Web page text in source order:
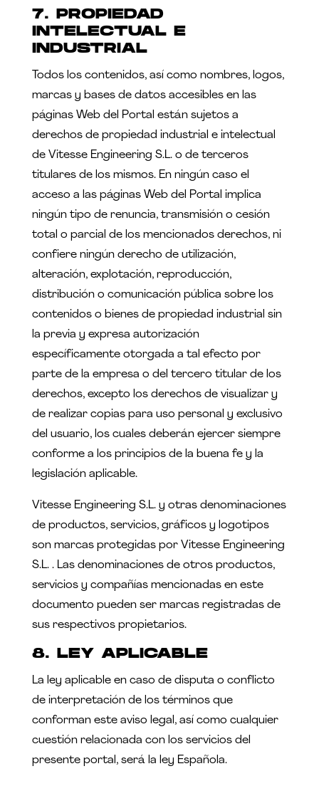
7. PROPIEDAD
INTELECTUAL E
INDUSTRIAL
Todos los contenidos, así como nombres, logos,
marcas y bases de datos accesibles en las
páginas Web del Portal están sujetos a
derechos de propiedad industrial e intelectual
de Vitesse Engineering S.L. o de terceros
titulares de los mismos. En ningún caso el
acceso a las páginas Web del Portal implica
ningún tipo de renuncia, transmisión o cesión
total o parcial de los mencionados derechos, ni
confiere ningún derecho de utilización,
alteración, explotación, reproducción,
distribución o comunicación pública sobre los
contenidos o bienes de propiedad industrial sin
la previa y expresa autorización
específicamente otorgada a tal efecto por
parte de la empresa o del tercero titular de los
derechos, excepto los derechos de visualizar y
de realizar copias para uso personal y exclusivo
del usuario, los cuales deberán ejercer siempre
conforme a los principios de la buena fe y la
legislación aplicable.
Vitesse Engineering S.L. y otras denominaciones
de productos, servicios, gráficos y logotipos
son marcas protegidas por Vitesse Engineering
S.L. . Las denominaciones de otros productos,
servicios y compañías mencionadas en este
documento pueden ser marcas registradas de
sus respectivos propietarios.
8. LEY APLICABLE
La ley aplicable en caso de disputa o conflicto
de interpretación de los términos que
conforman este aviso legal, así como cualquier
cuestión relacionada con los servicios del
presente portal, será la ley Española.